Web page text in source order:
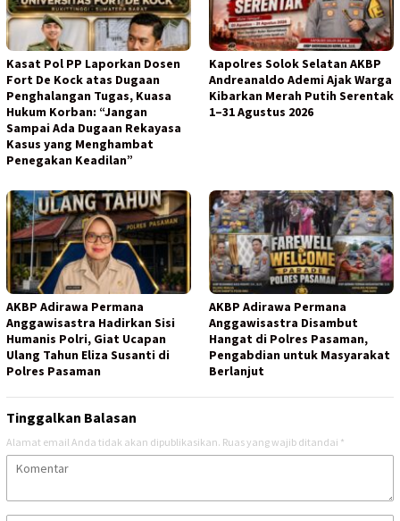
Kasat Pol PP Laporkan Dosen
Fort De Kock atas Dugaan
Penghalangan Tugas, Kuasa
Hukum Korban: “Jangan
Sampai Ada Dugaan Rekayasa
Kasus yang Menghambat
Penegakan Keadilan”
Kapolres Solok Selatan AKBP
Andreanaldo Ademi Ajak Warga
Kibarkan Merah Putih Serentak
1–31 Agustus 2026
AKBP Adirawa Permana
Anggawisastra Hadirkan Sisi
Humanis Polri, Giat Ucapan
Ulang Tahun Eliza Susanti di
Polres Pasaman
AKBP Adirawa Permana
Anggawisastra Disambut
Hangat di Polres Pasaman,
Pengabdian untuk Masyarakat
Berlanjut
Tinggalkan Balasan
Alamat email Anda tidak akan dipublikasikan. Ruas yang wajib ditandai *